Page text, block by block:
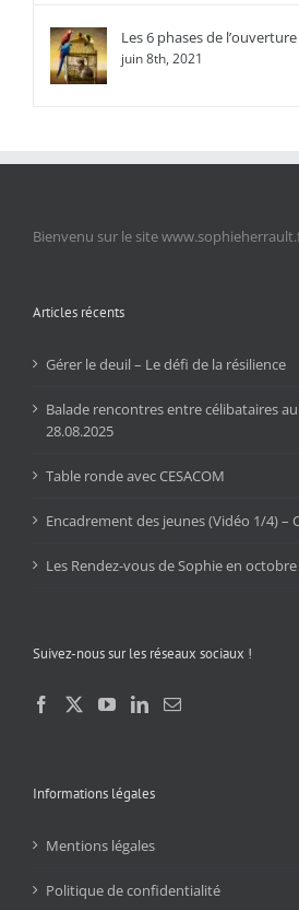
Les 6 phases de
juin 8th, 2021
Bienvenu sur le site
Articles récents
Gérer le deuil – Le défi de la résilience
Balade rencontres entre célibataires
28.08.2025
Table ronde avec CESACOM
Encadrement des jeunes (Vidéo 1/4) –
Les Rendez-vous de Sophie en octobre
Suivez-nous sur les réseaux sociaux !
Informations légales
Mentions légales
Politique de confidentialité